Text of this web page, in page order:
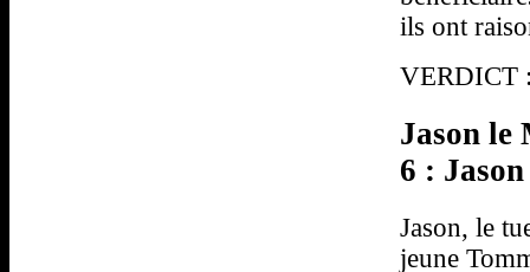
ils ont
VERDICT
Jason le
6 :
Jason, le
jeune